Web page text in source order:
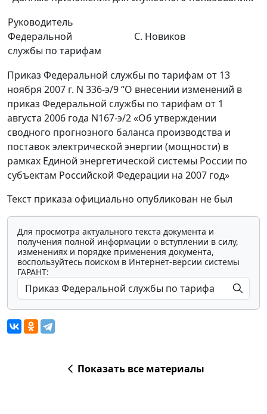
Руководитель
Федеральной
службы по тарифам
С. Новиков
Приказ Федеральной службы по тарифам от 13
ноября 2007 г. N 336-э/9 “О внесении изменений в
приказ Федеральной службы по тарифам от 1
августа 2006 года N167-э/2 «Об утверждении
сводного прогнозного баланса производства и
поставок электрической энергии (мощности) в
рамках Единой энергетической системы России по
субъектам Российской Федерации на 2007 год»
Текст приказа официально опубликован не был
Для просмотра актуального текста документа и
получения полной информации о вступлении в силу,
изменениях и порядке применения документа,
воспользуйтесь поиском в Интернет-версии системы
ГАРАНТ:
Показать все материалы